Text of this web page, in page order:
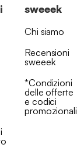
sweeek
Chi siamo
Recensioni
sweeek
*Condizioni
delle offerte
e codici
promozionali